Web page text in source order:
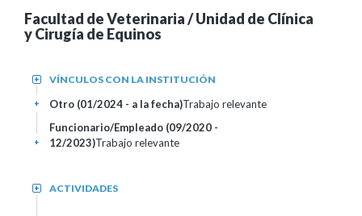
Facultad de Veterinaria / Unidad de Clínica
y Cirugía de Equinos
VÍNCULOS CON LA INSTITUCIÓN
+
Otro (01/2024 - a la fecha)Trabajo relevante
+
Funcionario/Empleado (09/2020 -
12/2023)Trabajo relevante
+
ACTIVIDADES
+